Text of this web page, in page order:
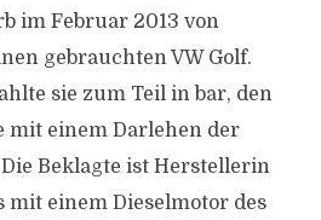
im Februar 2013 von
gebrauchten VW Golf.
sie zum Teil in bar, den
mit einem Darlehen der
Beklagte ist Herstellerin
mit einem Dieselmotor des